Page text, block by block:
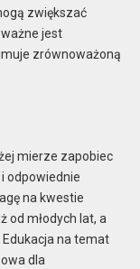
zwiększać
jest
zrównoważoną
mierze zapobiec
odpowiednie
na kwestie
od młodych lat, a
na temat
dla